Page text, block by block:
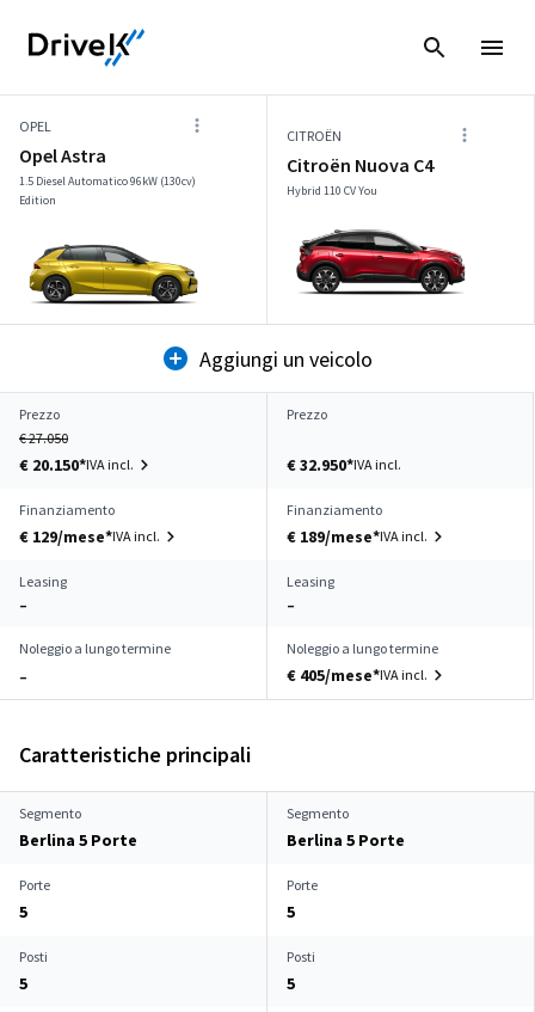
OPEL
Opel Astra
1.5 Diesel Automatico 96kW (130cv)
Edition
CITROËN
Citroën Nuova C4
Hybrid 110 CV You
Aggiungi un veicolo
Prezzo
€ 27.050
€ 20.150*IVA incl.
Prezzo
€ 32.950*IVA incl.
Finanziamento
€ 129/mese*IVA incl.
Finanziamento
€ 189/mese*IVA incl.
Leasing
–
Leasing
–
Noleggio a lungo termine
–
Noleggio a lungo termine
€ 405/mese*IVA incl.
Caratteristiche principali
Segmento
Berlina 5 Porte
Segmento
Berlina 5 Porte
Porte
5
Porte
5
Posti
5
Posti
5